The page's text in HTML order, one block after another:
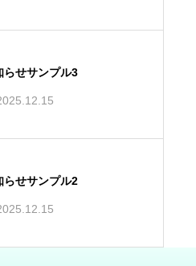
らせサンプル3
らせサンプル2